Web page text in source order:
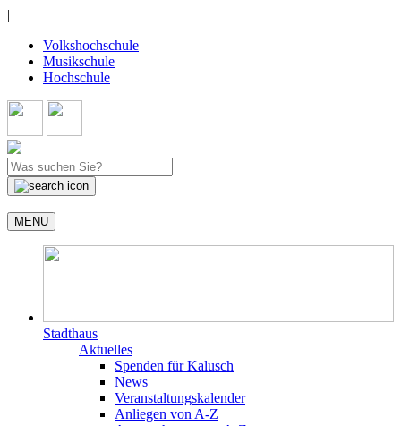
|
Volkshochschule
Musikschule
Hochschule
MENU
Stadthaus
Aktuelles
Spenden für Kalusch
News
Veranstaltungskalender
Anliegen von A-Z